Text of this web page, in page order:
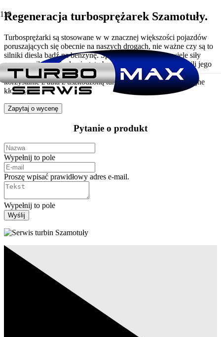
Regeneracja turbosprężarek Szamotuły.
Turbosprężarki są stosowane w w znacznej większości pojazdów
poruszających się obecnie na naszych drogach, nie ważne czy są to
silniki diesla bądź na benzynę. Sprawne turbo dodaje wiele siły
naszemu silnikowi, ale niestety bywa też problemem w chwili jego
uszkodzenia. Nowe turbosprężarki nie należą do tanich, a
korzystanie z auta z uszkodzoną turbiną, może przynieść kolejne
kłopoty.
Zapytaj o wycenę
Pytanie o produkt
Wypełnij to pole
Proszę wpisać prawidłowy adres e-mail.
Wypełnij to pole
Wyślij